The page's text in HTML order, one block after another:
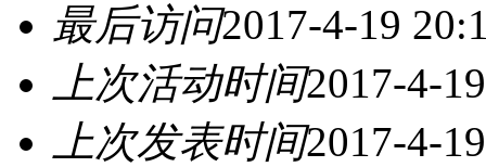
最后访问2017-4-19
上次活动时间2017-4-
上次发表时间2017-4-